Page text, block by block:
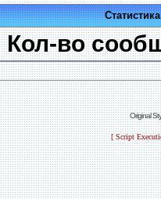
Кол-во
Original
[ Script